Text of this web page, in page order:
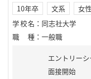
10年卒 文系
女性
学校名 ： 同志社大学
職種 ： 一般職
エントリーシ
面接開始